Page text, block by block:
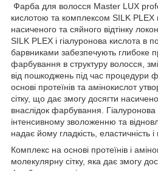
Фарба для волосся Master LUX
кислотою та комплексом SILK PLEX
насиченого та сяйного відтінку
SILK PLEX і гіалуронова кислота в
барвниками забезпечують глибоке
фарбування в структуру волосся,
від пошкоджень під час процедури
основі протеїнів та амінокислот
сітку, що дає змогу досягти
внаслідок фарбування.
інтенсивному зволоженню та
надає йому гладкість, еластичність
Комплекс на основі протеїнів і
молекулярну сітку, яка дає змогу